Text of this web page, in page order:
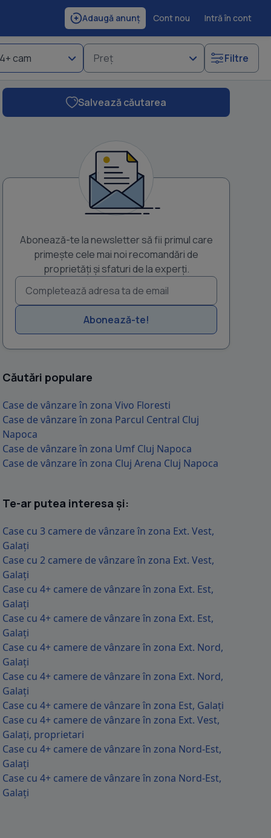
Adaugă anunț Cont nou Intră în cont
4+ cam Preț Filtre
Salvează căutarea
Abonează-te la newsletter să fii primul care
primește cele mai noi recomandări de
proprietăți și sfaturi de la experți.
Abonează-te!
Căutări populare
Case de vânzare în zona Vivo Floresti
Case de vânzare în zona Parcul Central Cluj
Napoca
Case de vânzare în zona Umf Cluj Napoca
Case de vânzare în zona Cluj Arena Cluj Napoca
Te-ar putea interesa și:
Case cu 3 camere de vânzare în zona Ext. Vest,
Galați
Case cu 2 camere de vânzare în zona Ext. Vest,
Galați
Case cu 4+ camere de vânzare în zona Ext. Est,
Galați
Case cu 4+ camere de vânzare în zona Ext. Est,
Galați
Case cu 4+ camere de vânzare în zona Ext. Nord,
Galați
Case cu 4+ camere de vânzare în zona Ext. Nord,
Galați
Case cu 4+ camere de vânzare în zona Est, Galați
Case cu 4+ camere de vânzare în zona Ext. Vest,
Galați, proprietari
Case cu 4+ camere de vânzare în zona Nord-Est,
Galați
Case cu 4+ camere de vânzare în zona Nord-Est,
Galați